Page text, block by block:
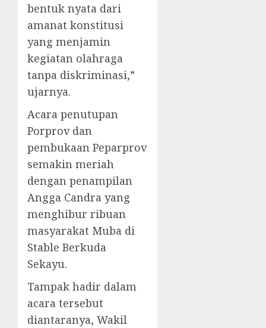
bentuk nyata dari
amanat konstitusi
yang menjamin
kegiatan olahraga
tanpa diskriminasi,”
ujarnya.
Acara penutupan
Porprov dan
pembukaan Peparprov
semakin meriah
dengan penampilan
Angga Candra yang
menghibur ribuan
masyarakat Muba di
Stable Berkuda
Sekayu.
Tampak hadir dalam
acara tersebut
diantaranya, Wakil